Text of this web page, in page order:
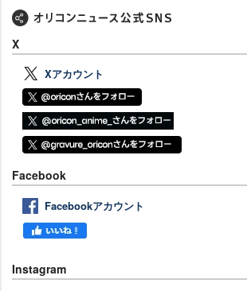
X
Xアカウント
Facebook
Facebookアカウント
Instagram